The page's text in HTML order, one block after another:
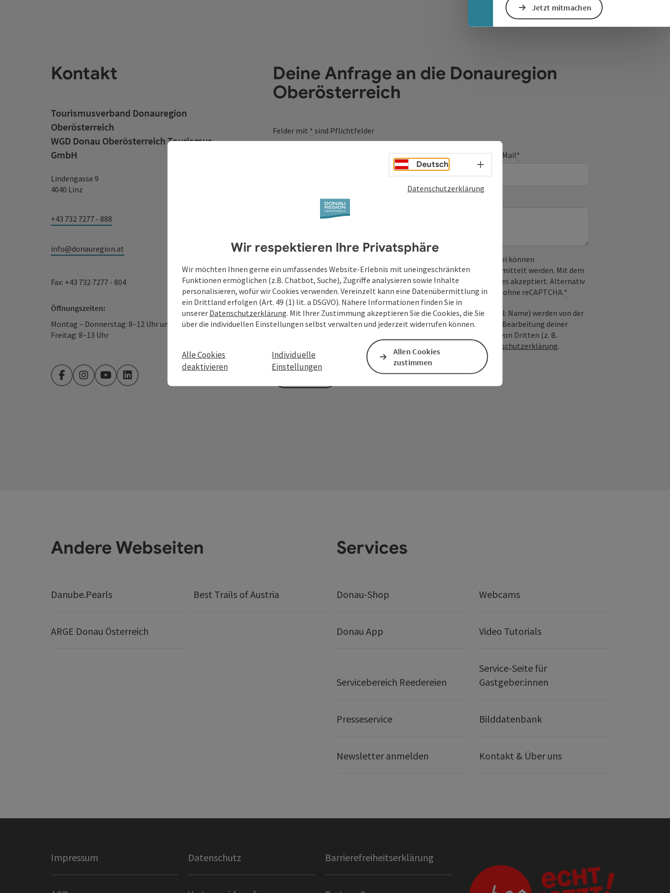
Jetzt mitmachen
Kontakt
Tourismusverband Donauregion
Oberösterreich
WGD Donau Oberösterreich Tourismus
GmbH
Lindengasse 9
4040 Linz
+43 732 7277 - 888
info@donauregion.at
Fax: +43 732 7277 - 804
Öffnungszeiten:
Montag – Donnerstag: 8–12 Uhr und 13–16 Uhr
Freitag: 8–13 Uhr
FacebookInstagramYouTubeLinkedIn
Deine Anfrage an die Donauregion
Oberösterreich
Felder mit * sind Pflichtfelder
Nachname E-Mail*
Unverbindliche Anfrage
Zum Schutz vor Spam wird Google reCAPTCHA verwendet. Dabei können
personenbezogene Daten (z. B. die IP-Adresse) an Google übermittelt werden. Mit dem
Absenden des Formulars werden die dafür erforderlichen Cookies akzeptiert. Alternativ
ist eine Kontaktaufnahme jederzeit per E-Mail möglich – ganz ohne reCAPTCHA.*
Deine bekannt gegebenen Daten (E-Mail-Adresse, Anfrage; optional: Name) werden von der
WGD Donau Oberösterreich Tourismus GmbH ausschließlich für die Bearbeitung deiner
Anfrage verwendet und nur dann weitergegeben, wenn die Anfrage von Dritten (z. B.
touristische Leistungsträger) zu beantworten ist. Siehe auchDatenschutzerklärung.
Andere Webseiten
Danube.Pearls Best Trails of Austria
ARGE Donau Österreich
Services
Donau-Shop Webcams
Donau App Video Tutorials
Servicebereich Reedereien
Service-Seite für
Gastgeber:innen
Presseservice Bilddatenbank
Newsletter anmelden Kontakt & Über uns
Impressum Datenschutz Barrierefreiheitserklärung
Deutsch Sprachwahl - Menü öffnen
Datenschutzerklärung
Wir respektieren Ihre Privatsphäre
Wir möchten Ihnen gerne ein umfassendes Website-Erlebnis mit uneingeschränkten
Funktionen ermöglichen (z.B. Chatbot, Suche), Zugriffe analysieren sowie Inhalte
personalisieren, wofür wir Cookies verwenden. Vereinzelt kann eine Datenübermittlung in
ein Drittland erfolgen (Art. 49 (1) lit. a DSGVO). Nähere Informationen finden Sie in
unserer Datenschutzerklärung. Mit Ihrer Zustimmung akzeptieren Sie die Cookies, die Sie
über die individuellen Einstellungen selbst verwalten und jederzeit widerrufen können.
Alle Cookies
deaktivieren
Individuelle
Einstellungen
Allen Cookies
zustimmen